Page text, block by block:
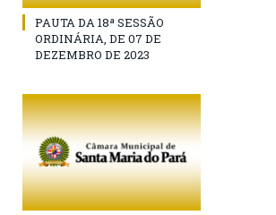
PAUTA DA 18ª SESSÃO
ORDINÁRIA, DE 07 DE
DEZEMBRO DE 2023